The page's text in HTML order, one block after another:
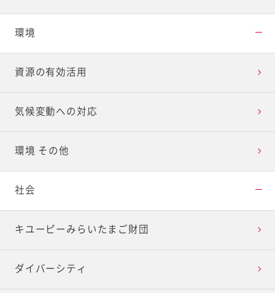
環境
資源の有効活用
気候変動への対応
環境 その他
社会
キユーピーみらいたまご財団
ダイバーシティ